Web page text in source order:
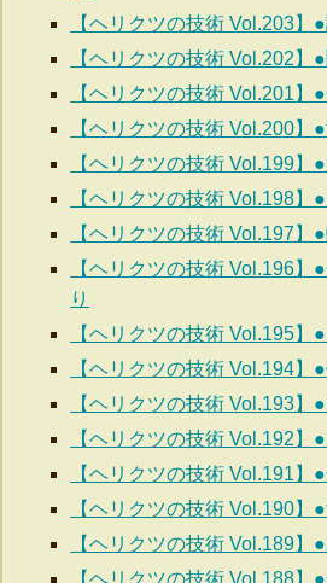
【ヘリクツの技術 Vol.203】
【ヘリクツの技術 Vol.202】
【ヘリクツの技術 Vol.201】
【ヘリクツの技術 Vol.200】
【ヘリクツの技術 Vol.199】
【ヘリクツの技術 Vol.198】
【ヘリクツの技術 Vol.197】●
【ヘリクツの技術 Vol.196】
り
【ヘリクツの技術 Vol.195】
【ヘリクツの技術 Vol.194】
【ヘリクツの技術 Vol.193】
【ヘリクツの技術 Vol.192】
【ヘリクツの技術 Vol.191】
【ヘリクツの技術 Vol.190】
【ヘリクツの技術 Vol.189】
【ヘリクツの技術 Vol.188】